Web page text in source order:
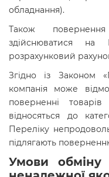
обладнання).
Також
здійснюватися на
розрахунковий
Згідно із Законом
компанія може
поверненні
відносяться до
Переліку
підлягають
Умови обміну